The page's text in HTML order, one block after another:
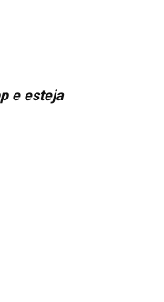
e esteja